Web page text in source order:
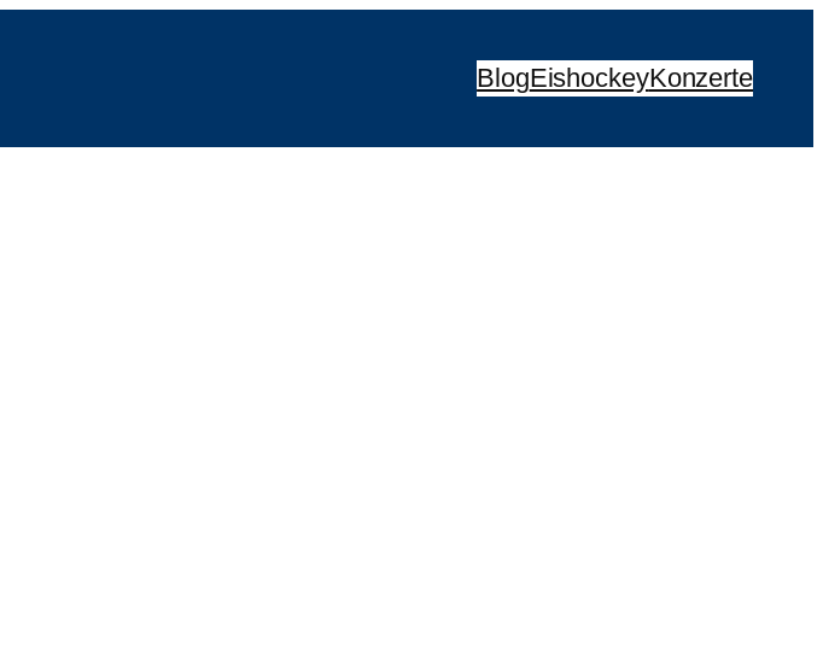
BlogEishockeyKonzerte